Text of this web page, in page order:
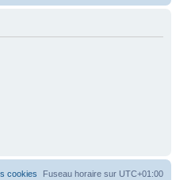
Fuseau horaire sur UTC+01:00
cookies